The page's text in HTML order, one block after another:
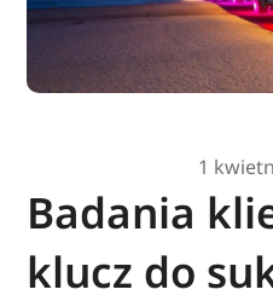
1
Badania
klucz do